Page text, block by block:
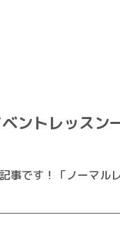
ントレッスン
事です！「ノーマル